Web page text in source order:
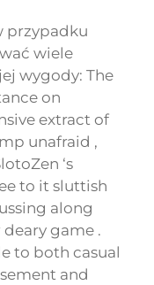
przypadku
wiele
wygody: The
on
extract of
unafraid ,
‘s
to it sluttish
along
game .
to both casual
and